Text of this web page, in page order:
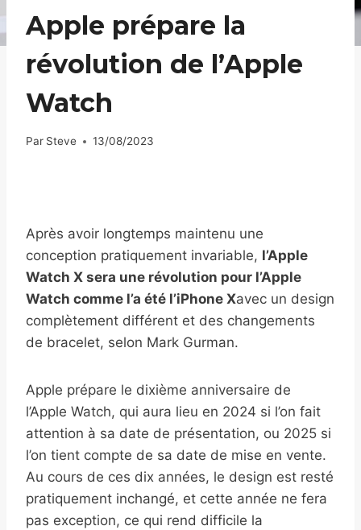
Apple prépare la
révolution de l’Apple
Watch
Par Steve 13/08/2023
Après avoir longtemps maintenu une
conception pratiquement invariable, l’Apple
Watch X sera une révolution pour l’Apple
Watch comme l’a été l’iPhone Xavec un design
complètement différent et des changements
de bracelet, selon Mark Gurman.
Apple prépare le dixième anniversaire de
l’Apple Watch, qui aura lieu en 2024 si l’on fait
attention à sa date de présentation, ou 2025 si
l’on tient compte de sa date de mise en vente.
Au cours de ces dix années, le design est resté
pratiquement inchangé, et cette année ne fera
pas exception, ce qui rend difficile la